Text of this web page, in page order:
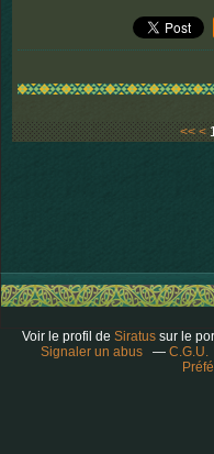
<< <
Voir le profil de Siratussur le
Signaler un abus
C.G.U.